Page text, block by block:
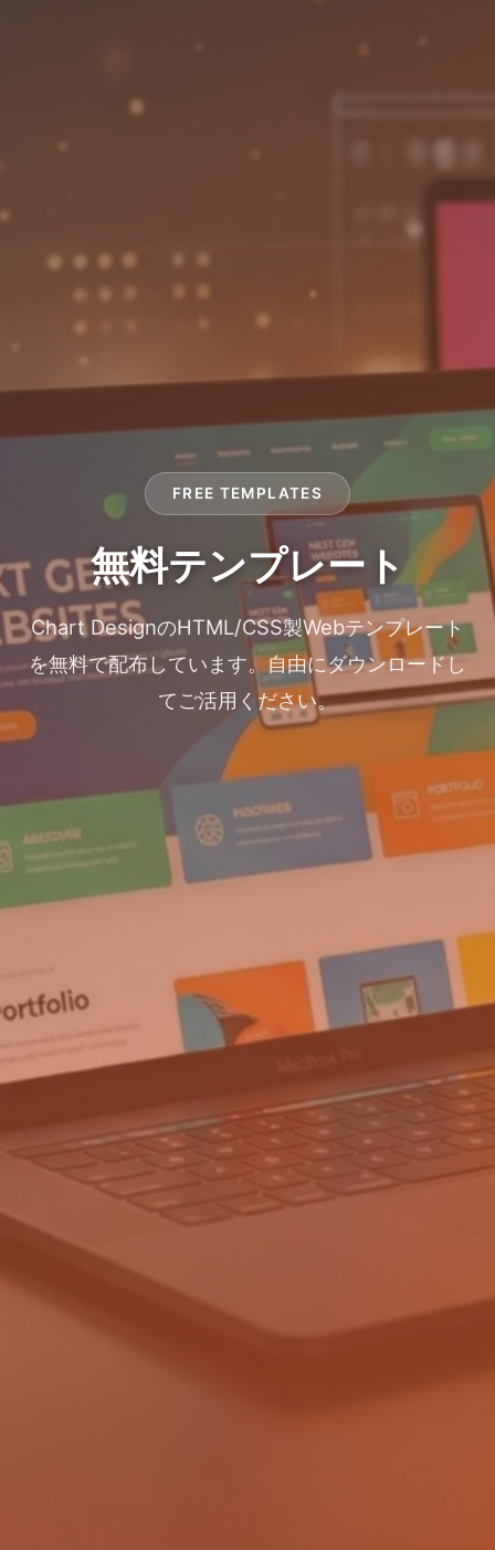
FREE TEMPLATES
無料テンプレート
Chart DesignのHTML/CSS製Webテンプレート
を無料で配布しています。自由にダウンロードし
てご活用ください。